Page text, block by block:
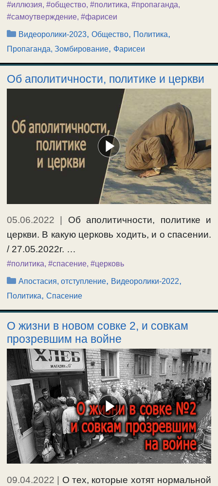
#иллюзия, #общество, #политика, #пропаганда,
#самоутверждение, #фарисеи
Рубрики
Видеоролики-2023,Общество, Политика,
Пропаганда, Зомбирование, Фарисеи
Об аполитичности, политике и церкви
05.06.2022
Об аполитичности, политике и
церкви. В какую церковь ходить, и о спасении.
/ 27.05.2022г. …
#политика, #спасение, #церковь
Рубрики
Апостасия, отступление, Видеоролики-2022,
Политика, Спасение
О жизни в новом совке 2, и совкам
прозревшим на войне
09.04.2022 | О тех, которые хотят нормальной